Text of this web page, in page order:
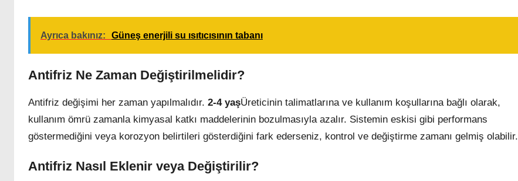
Ayrıca bakınız: Güneş enerjili su ısıtıcısının tabanı
Antifriz Ne Zaman Değiştirilmelidir?
Antifriz değişimi her zaman yapılmalıdır. 2-4 yaşÜreticinin talimatlarına ve kullanım koşullarına bağlı olarak,
kullanım ömrü zamanla kimyasal katkı maddelerinin bozulmasıyla azalır. Sistemin eskisi gibi performans
göstermediğini veya korozyon belirtileri gösterdiğini fark ederseniz, kontrol ve değiştirme zamanı gelmiş olabilir.
Antifriz Nasıl Eklenir veya Değiştirilir?